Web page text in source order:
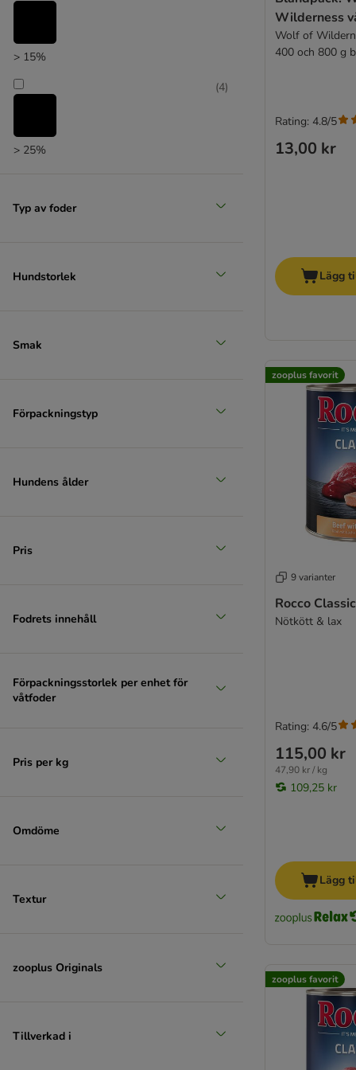
Rodi
Schesir
Smølke
Trovet
Wiejska Zagroda
Ekologiskt hundfoder
Senior
> 15%
> 25%
(4)
Typ av foder
Hundstorlek
Smak
Förpackningstyp
Hundens ålder
Pris
Fodrets innehåll
Förpackningsstorlek per enhet för
våtfoder
Pris per kg
Omdöme
Textur
zooplus Originals
Tillverkad i
Wilderness
Wolf of
400 och 800 g
13,00 kr
Rating: 4.8/5
Lägg
zooplus favorit
9 varianter
Rocco
Nötkött & lax
115,00 kr
47,90 kr / kg
109,25 kr
Rating: 4.6/5
Lägg
zooplus favorit